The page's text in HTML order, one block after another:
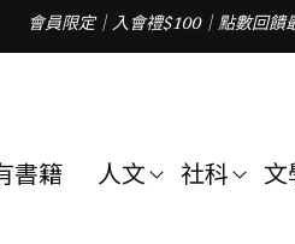
會員限定｜入會禮$100｜點數回饋
書籍 人文 社科 文